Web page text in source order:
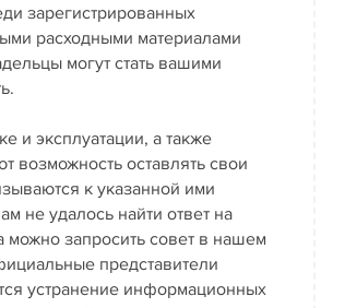
зарегистрированных
расходными материалами
могут стать вашими
и эксплуатации, а также
возможность оставлять свои
к указанной ими
не удалось найти ответ на
запросить совет в нашем
представители
устранение информационных